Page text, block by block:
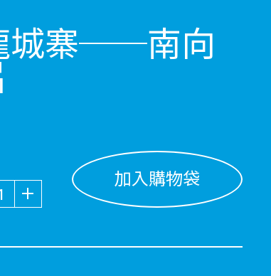
城寨──南向
加入購物袋